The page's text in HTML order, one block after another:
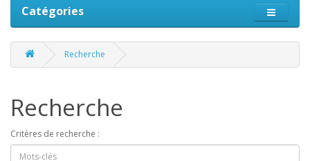
Catégories
Recherche
Recherche
Critères de recherche :